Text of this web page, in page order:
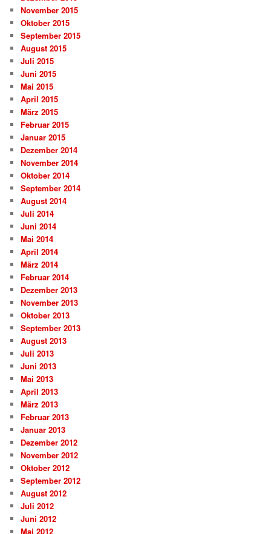
November 2015
Oktober 2015
September 2015
August 2015
Juli 2015
Juni 2015
Mai 2015
April 2015
März 2015
Februar 2015
Januar 2015
Dezember 2014
November 2014
Oktober 2014
September 2014
August 2014
Juli 2014
Juni 2014
Mai 2014
April 2014
März 2014
Februar 2014
Dezember 2013
November 2013
Oktober 2013
September 2013
August 2013
Juli 2013
Juni 2013
Mai 2013
April 2013
März 2013
Februar 2013
Januar 2013
Dezember 2012
November 2012
Oktober 2012
September 2012
August 2012
Juli 2012
Juni 2012
Mai 2012